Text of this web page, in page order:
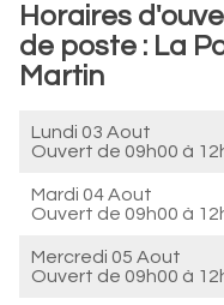
Horaires
de poste : La
Martin
Lundi 03 Aout
Ouvert de 09h00 à
Mardi 04 Aout
Ouvert de 09h00 à
Mercredi 05 Aout
Ouvert de 09h00 à